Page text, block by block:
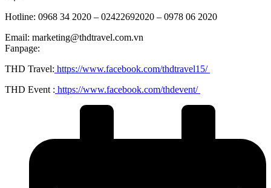
Hotline: 0968 34 2020 – 02422692020 – 0978 06 2020
Email: marketing@thdtravel.com.vn
Fanpage:
THD Travel: https://www.facebook.com/thdtravel15/
THD Event : https://www.facebook.com/thdevent/